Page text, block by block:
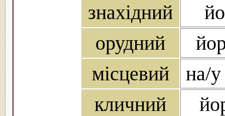
знахідний
орудний
місцевий
на/у
кличний